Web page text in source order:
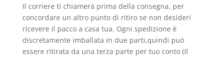
Il corriere ti chiamerà prima della consegna, per
concordare un altro punto di ritiro se non desideri
ricevere il pacco a casa tua. Ogni spedizione è
discretamente imballata in due parti,quindi può
essere ritirata da una terza parte per tuo conto (Il